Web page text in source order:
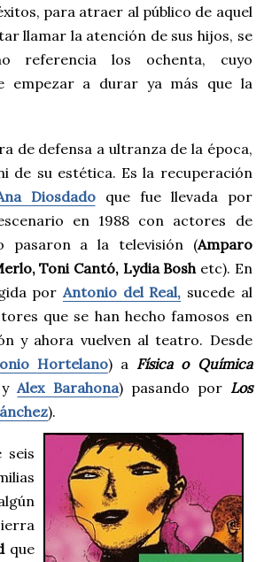
para atraer al público de aquel
llamar la atención de sus hijos, se
referencia los ochenta, cuyo
empezar a durar ya más que la
de defensa a ultranza de la época,
de su estética. Es la recuperación
Diosdadoque fue llevada por
en 1988 con actores de
pasaron a la televisión (Amparo
Toni Cantó, Lydia Bosh etc). En
por Antonio del Real, sucede al
que se han hecho famosos en
y ahora vuelven al teatro. Desde
Hortelano) a Física o Química
yAlex Barahona) pasando por Los
).
seis
que